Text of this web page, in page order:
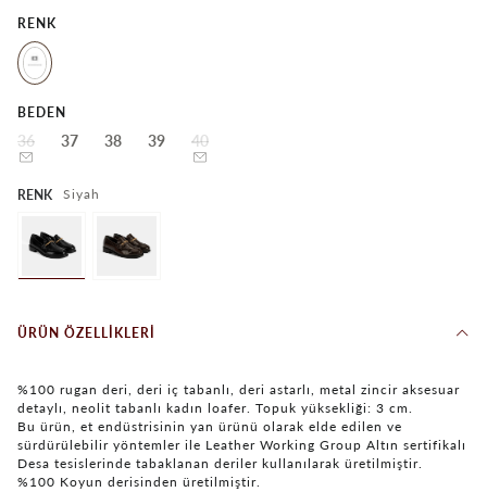
RENK
BEDEN
36 37 38 39 40
RENK Siyah
ÜRÜN ÖZELLIKLERI
%100 rugan deri, deri iç tabanlı, deri astarlı, metal zincir aksesuar
detaylı, neolit tabanlı kadın loafer. Topuk yüksekliği: 3 cm.
Bu ürün, et endüstrisinin yan ürünü olarak elde edilen ve
sürdürülebilir yöntemler ile Leather Working Group Altın sertifikalı
Desa tesislerinde tabaklanan deriler kullanılarak üretilmiştir.
%100 Koyun derisinden üretilmiştir.